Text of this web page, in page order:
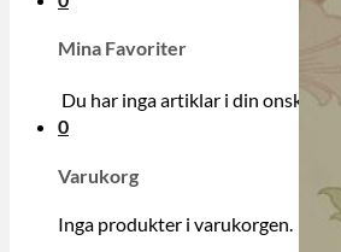
Mina Favoriter
Du har inga artiklar i din onskelista.
0
Varukorg
Inga produkter i varukorgen.